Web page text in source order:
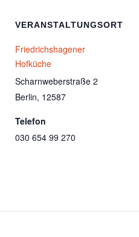
VERANSTALTUNGSORT
Friedrichshagener
Hofküche
Scharnweberstraße 2
Berlin, 12587
Telefon
030 654 99 270